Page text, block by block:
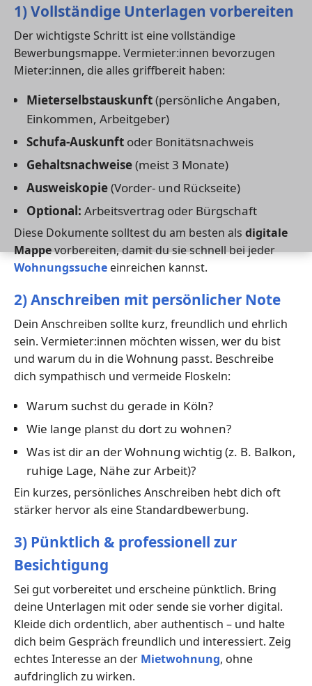
1) Vollständige Unterlagen vorbereiten
Der wichtigste Schritt ist eine vollständige
Bewerbungsmappe. Vermieter:innen bevorzugen
Mieter:innen, die alles griffbereit haben:
Mieterselbstauskunft(persönliche Angaben,
Einkommen, Arbeitgeber)
Schufa-Auskunftoder Bonitätsnachweis
Gehaltsnachweise(meist 3 Monate)
Ausweiskopie(Vorder- und Rückseite)
Optional: Arbeitsvertrag oder Bürgschaft
Diese Dokumente solltest du am besten als digitale
Mappevorbereiten, damit du sie schnell bei jeder
Wohnungssuche einreichen kannst.
2) Anschreiben mit persönlicher Note
Dein Anschreiben sollte kurz, freundlich und ehrlich
sein. Vermieter:innen möchten wissen, wer du bist
und warum du in die Wohnung passt. Beschreibe
dich sympathisch und vermeide Floskeln:
Warum suchst du gerade in Köln?
Wie lange planst du dort zu wohnen?
Was ist dir an der Wohnung wichtig (z. B. Balkon,
ruhige Lage, Nähe zur Arbeit)?
Ein kurzes, persönliches Anschreiben hebt dich oft
stärker hervor als eine Standardbewerbung.
3) Pünktlich & professionell zur
Besichtigung
Sei gut vorbereitet und erscheine pünktlich. Bring
deine Unterlagen mit oder sende sie vorher digital.
Kleide dich ordentlich, aber authentisch – und halte
dich beim Gespräch freundlich und interessiert. Zeig
echtes Interesse an der Mietwohnung, ohne
aufdringlich zu wirken.